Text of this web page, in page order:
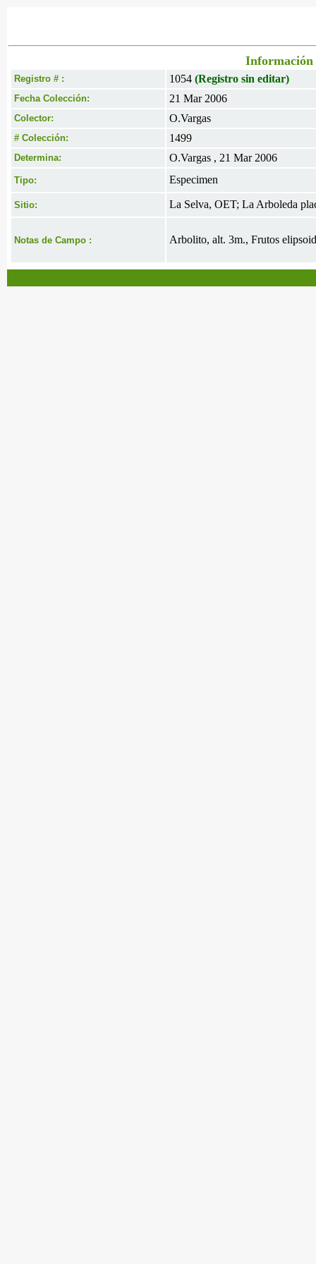
Información
Registro # : 1054 (Registro sin editar)
Fecha Colección: 21 Mar 2006
Colector: O.Vargas
# Colección: 1499
Determina: O.Vargas , 21 Mar 2006
Tipo: Especimen
Sitio: La Selva, OET; La Arboleda
Notas de Campo : Arbolito, alt. 3m., Frutos